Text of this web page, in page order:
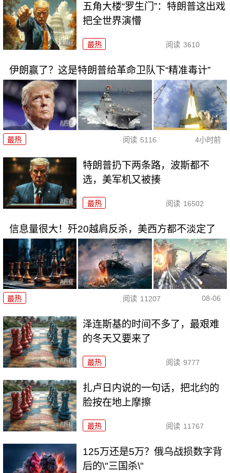
五角大楼“罗生门”：特朗普这出戏
把全世界演懵
最热 阅读 3610
伊朗赢了？这是特朗普给革命卫队下“精准毒计”
最热 阅读 5116 4小时前
特朗普扔下两条路，波斯都不
选，美军机又被揍
最热 阅读 16502
信息量很大！歼20越肩反杀，美西方都不淡定了
最热 阅读 11207 08-06
泽连斯基的时间不多了，最艰难
的冬天又要来了
最热 阅读 9777
扎卢日内说的一句话，把北约的
脸按在地上摩擦
最热 阅读 11767
125万还是5万？俄乌战损数字背
后的\"三国杀\"